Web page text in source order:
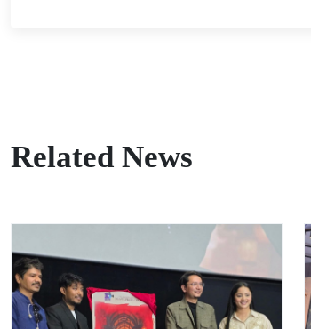
Related News